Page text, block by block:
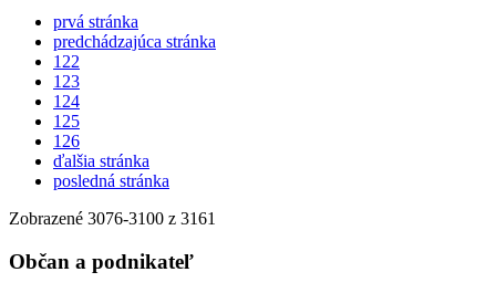
prvá stránka
predchádzajúca stránka
122
123
124
125
126
ďalšia stránka
posledná stránka
Zobrazené 3076-3100 z 3161
Občan a podnikateľ